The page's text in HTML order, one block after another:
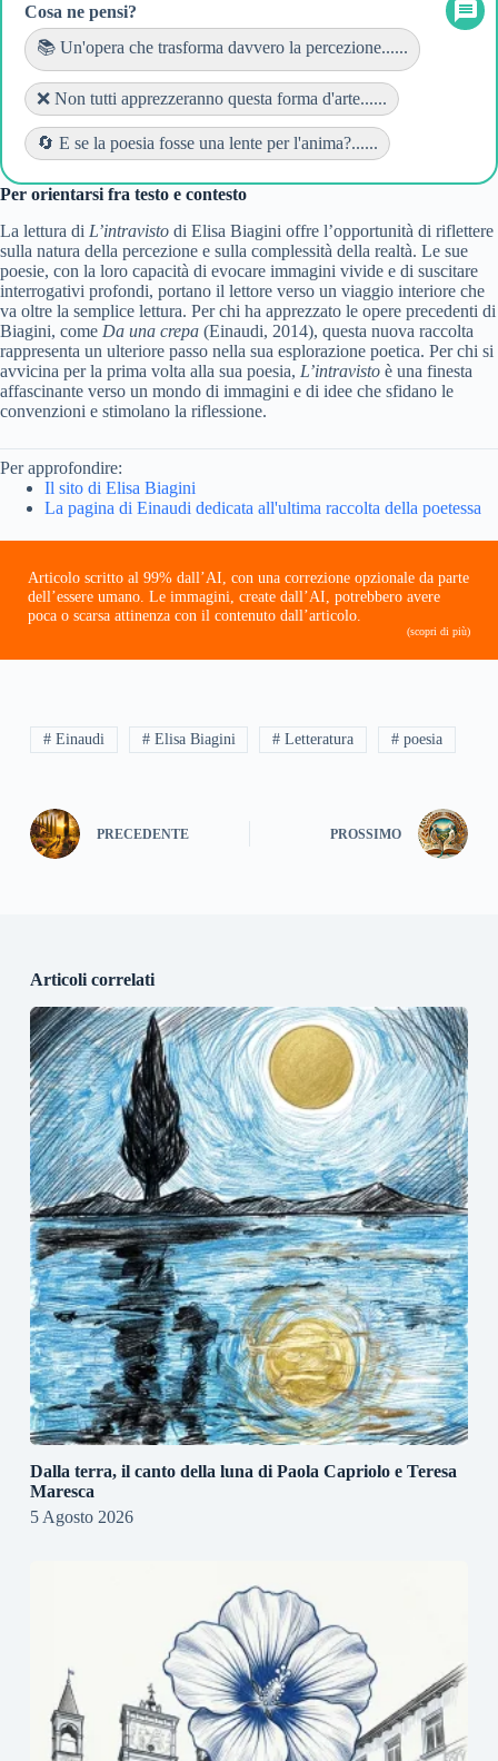
Cosa ne pensi?
📚 Un'opera che trasforma davvero la percezione......
❌ Non tutti apprezzeranno questa forma d'arte......
🔄 E se la poesia fosse una lente per l'anima?......
Per orientarsi fra testo e contesto
La lettura di L’intravisto di Elisa Biagini offre l’opportunità di riflettere
sulla natura della percezione e sulla complessità della realtà. Le sue
poesie, con la loro capacità di evocare immagini vivide e di suscitare
interrogativi profondi, portano il lettore verso un viaggio interiore che
va oltre la semplice lettura. Per chi ha apprezzato le opere precedenti di
Biagini, come Da una crepa (Einaudi, 2014), questa nuova raccolta
rappresenta un ulteriore passo nella sua esplorazione poetica. Per chi si
avvicina per la prima volta alla sua poesia, L’intravisto è una finesta
affascinante verso un mondo di immagini e di idee che sfidano le
convenzioni e stimolano la riflessione.
Per approfondire:
Il sito di Elisa Biagini
La pagina di Einaudi dedicata all'ultima raccolta della poetessa
Articolo scritto al 99% dall’AI, con una correzione opzionale da parte
dell’essere umano. Le immagini, create dall’AI, potrebbero avere
poca o scarsa attinenza con il contenuto dall’articolo.
(scopri di più)
# Einaudi # Elisa Biagini # Letteratura # poesia
PRECEDENTE PROSSIMO
Articoli correlati
Dalla terra, il canto della luna di Paola Capriolo e Teresa
Maresca
5 Agosto 2026